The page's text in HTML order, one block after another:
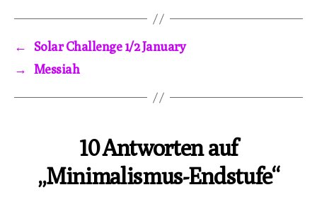
←
Solar Challenge 1/2 January
→
Messiah
10 Antworten auf
„Minimalismus-Endstufe“